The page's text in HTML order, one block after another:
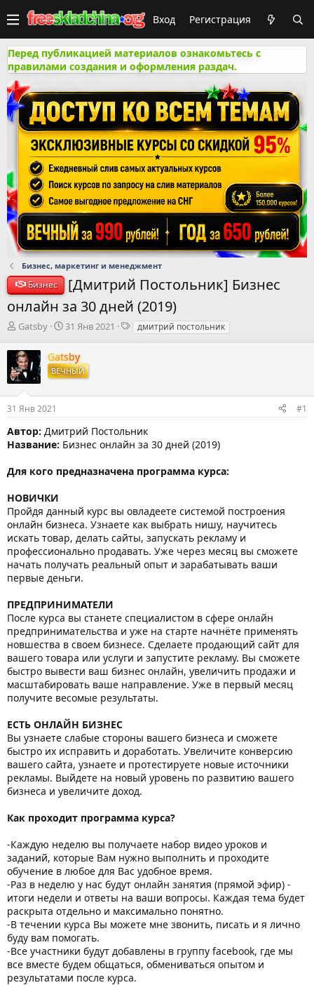
Вход Регистрация
Перед публикацией материалов ознакомьтесь с
правилами создания и оформления раздач.
Бизнес, маркетинг и менеджмент
Бизнес
[Дмитрий Постольник] Бизнес
онлайн за 30 дней (2019)
А
т
о
р
м
ы
Gatsby
Д
т
а
н
а
л
а
31 Янв 2021
Тдмитрий постольник
Gatsby
ВЕЧНЫЙ
31 Янв 2021 #1
Автор: Дмитрий Постольник
Название: Бизнес онлайн за 30 дней (2019)
Для кого предназначена программа курса:
НОВИЧКИ
Пройдя данный курс вы овладеете системой построения
онлайн бизнеса. Узнаете как выбрать нишу, научитесь
искать товар, делать сайты, запускать рекламу и
профессионально продавать. Уже через месяц вы сможете
начать получать реальный опыт и зарабатывать ваши
первые деньги.
ПРЕДПРИНИМАТЕЛИ
После курса вы станете специалистом в сфере онлайн
предпринимательства и уже на старте начнёте применять
новшества в своем бизнесе. Сделаете продающий сайт для
вашего товара или услуги и запустите рекламу. Вы сможете
быстро вывести ваш бизнес онлайн, увеличить продажи и
масштабировать ваше направление. Уже в первый месяц
получите весомые результаты.
ЕСТЬ ОНЛАЙН БИЗНЕС
Вы узнаете слабые стороны вашего бизнеса и сможете
быстро их исправить и доработать. Увеличите конверсию
вашего сайта, узнаете и протестируете новые источники
рекламы. Выйдете на новый уровень по развитию вашего
бизнеса и увеличите доход.
Как проходит программа курса?
-Каждую неделю вы получаете набор видео уроков и
заданий, которые Вам нужно выполнить и проходите
обучение в любое для Вас удобное время.
-Раз в неделю у нас будут онлайн занятия (прямой эфир) -
итоги недели и ответы на ваши вопросы. Каждая тема будет
раскрыта отдельно и максимально понятно.
-В течении курса Вы можете мне звонить, писать и я лично
буду вам помогать.
-Все участники будут добавлены в группу facebook, где мы
все вместе будем общаться, обмениваться опытом и
результатами после курса.